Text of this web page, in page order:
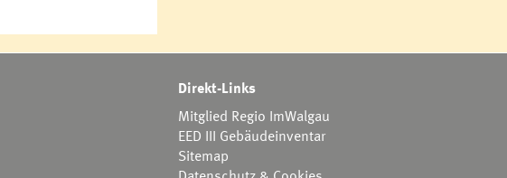
Direkt-Links
Mitglied Regio ImWalgau
EED III Gebäudeinventar
Sitemap